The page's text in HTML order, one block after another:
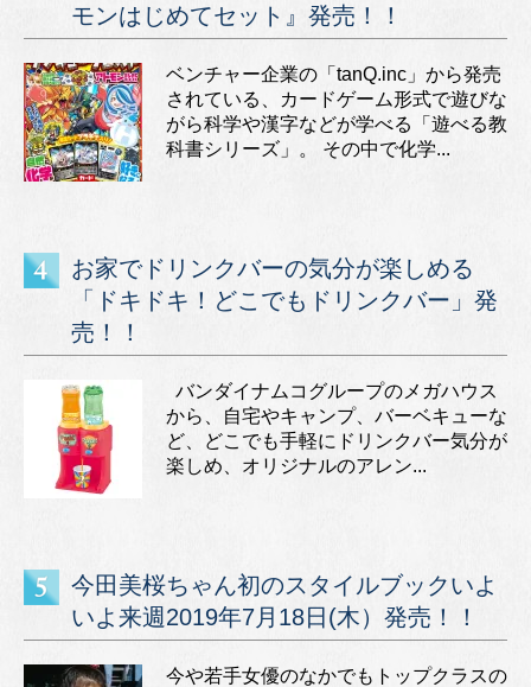
モンはじめてセット』発売！！
ベンチャー企業の「tanQ.inc」から発売
されている、カードゲーム形式で遊びな
がら科学や漢字などが学べる「遊べる教
科書シリーズ」。 その中で化学...
お家でドリンクバーの気分が楽しめる
「ドキドキ！どこでもドリンクバー」発
売！！
バンダイナムコグループのメガハウス
から、自宅やキャンプ、バーベキューな
ど、どこでも手軽にドリンクバー気分が
楽しめ、オリジナルのアレン...
今田美桜ちゃん初のスタイルブックいよ
いよ来週2019年7月18日(木）発売！！
今や若手女優のなかでもトップクラスの